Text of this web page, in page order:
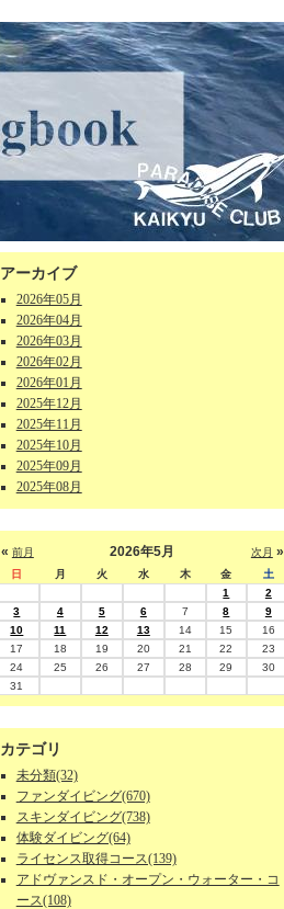
アーカイブ
2026年05月
2026年04月
2026年03月
2026年02月
2026年01月
2025年12月
2025年11月
2025年10月
2025年09月
2025年08月
« 前月 次月 »
2026年5月
日 月 火 水 木 金
土
1
2
3
4 5 6 7 8
9
10
11 12 13 14 15
16
17
18 19 20 21 22
23
24
25 26 27 28 29
30
31
カテゴリ
未分類(32)
ファンダイビング(670)
スキンダイビング(738)
体験ダイビング(64)
ライセンス取得コース(139)
アドヴァンスド・オープン・ウォーター・コ
ース(108)